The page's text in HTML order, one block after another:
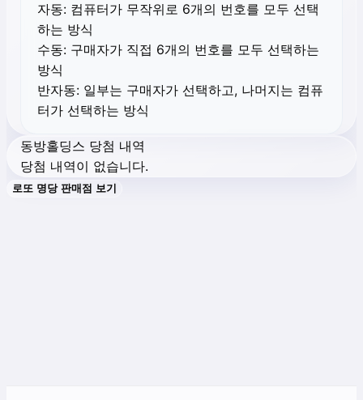
자동: 컴퓨터가 무작위로 6개의 번호를 모두 선택
하는 방식
수동: 구매자가 직접 6개의 번호를 모두 선택하는
방식
반자동: 일부는 구매자가 선택하고, 나머지는 컴퓨
터가 선택하는 방식
동방홀딩스 당첨 내역
당첨 내역이 없습니다.
로또 명당 판매점 보기